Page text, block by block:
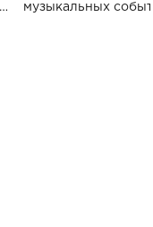
музыкальных